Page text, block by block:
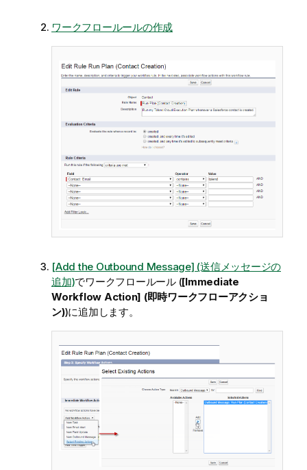
ワークフロールールの作成
[Add the Outbound Message] (送信メッセージの
追加)でワークフロールール ([Immediate
Workflow Action] (即時ワークフローアクショ
ン))に追加します。